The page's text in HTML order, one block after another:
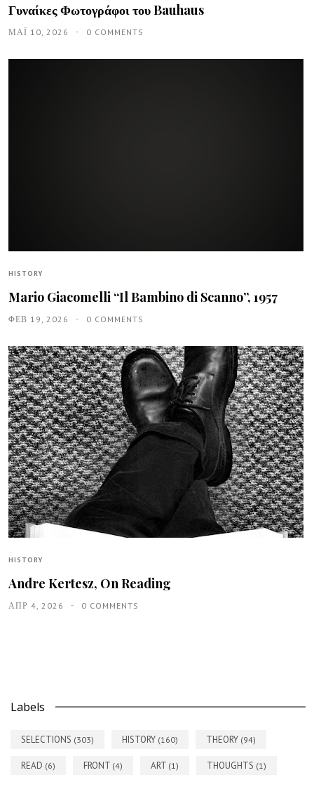
Γυναίκες Φωτογράφοι του Bauhaus
ΜΑΪ́ 10, 2026 0 COMMENTS
HISTORY
Mario Giacomelli “Il Bambino di Scanno”, 1957
ΦΕΒ 19, 2026 0 COMMENTS
HISTORY
Andre Kertesz, On Reading
ΑΠΡ 4, 2026 0 COMMENTS
Labels
SELECTIONS (303) HISTORY (160) THEORY (94)
READ (6) FRONT (4) ART (1) THOUGHTS (1)